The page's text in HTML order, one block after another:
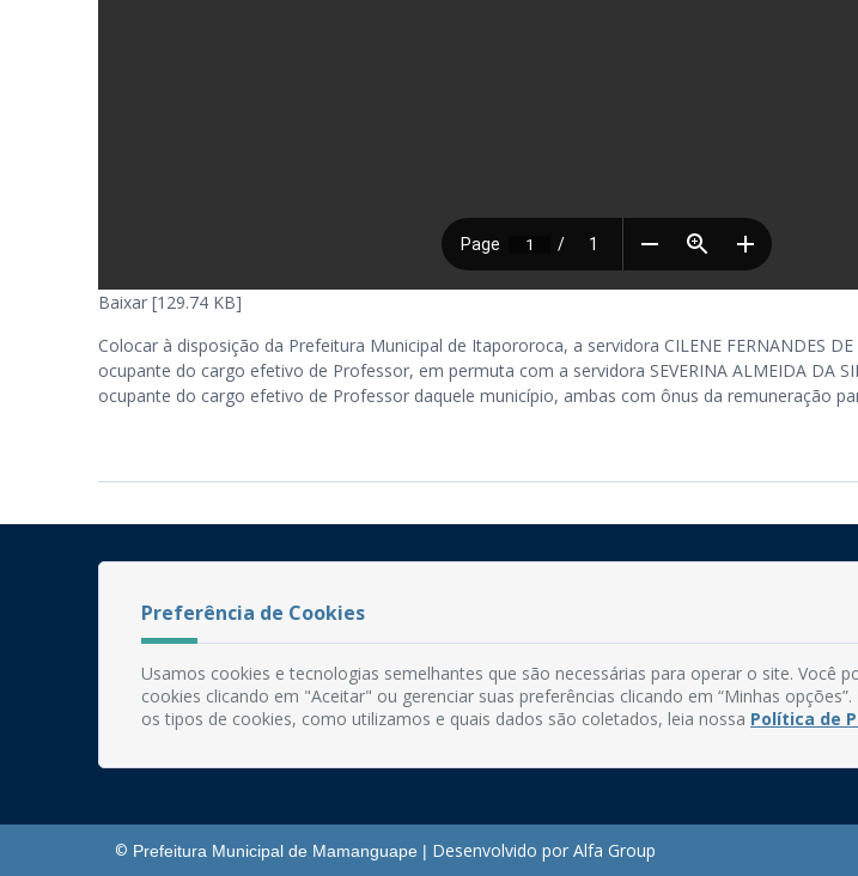
Baixar [129.74 KB]
Colocar à disposição da Prefeitura Municipal de Itapororoca, a servidora CILENE FERNANDES
ocupante do cargo efetivo de Professor, em permuta com a servidora SEVERINA ALMEIDA DA
ocupante do cargo efetivo de Professor daquele município, ambas com ônus da remuneração
CEP: 58.280-000 -
Fone: (83) 3292-
Email:
Expediente: Segunda à
© Prefeitura Municipal de Mamanguape | Desenvolvido por Alfa Group
Preferência de Cookies
Usamos cookies e tecnologias semelhantes que são necessárias para operar o site. Você
cookies clicando em "Aceitar" ou gerenciar suas preferências clicando em “Minhas
os tipos de cookies, como utilizamos e quais dados são coletados, leia nossa Política de